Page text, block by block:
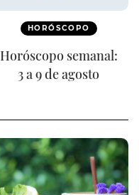
HORÓSCOPO
Horóscopo semanal:
3 a 9 de agosto